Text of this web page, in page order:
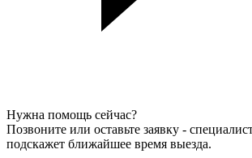
Нужна помощь сейчас?
Позвоните или оставьте заявку -
подскажет ближайшее время выезда.